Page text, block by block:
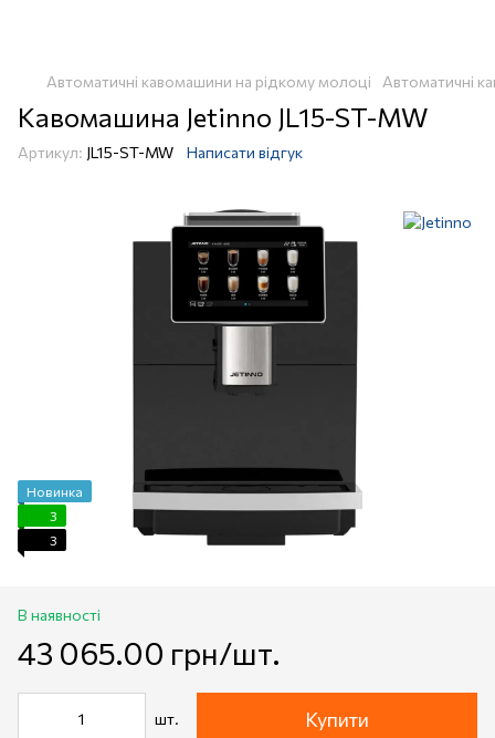
Автоматичні кавомашини на рідкому молоці Автоматичні
Кавомашина Jetinno JL15-ST-MW
Артикул: JL15-ST-MW Написати відгук
Новинка
3
3
В наявності
43 065.00 грн/шт.
шт. Купити